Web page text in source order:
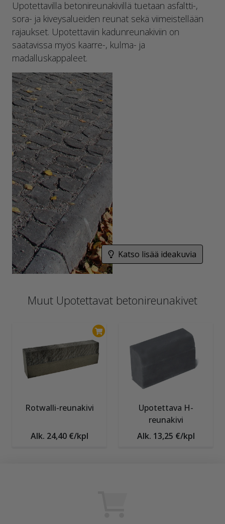
Upotettavilla betonireunakivillä tuetaan asfaltti-,
sora- ja kiveysalueiden reunat sekä viimeistellään
rajaukset. Upotettaviin kadunreunakiviin on
saatavissa myös kaarre-, kulma- ja
madalluskappaleet.
Katso lisää ideakuvia
Muut Upotettavat betonireunakivet
Rotwalli-reunakivi
Alk. 24,40 €/kpl
Upotettava H-
reunakivi
Alk. 13,25 €/kpl